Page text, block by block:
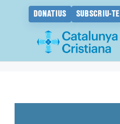
DONATIUS SUBSCRIU-TE